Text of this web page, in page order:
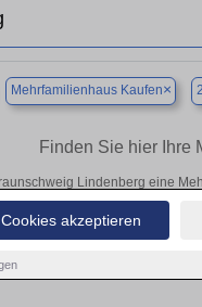
akzeptieren
Mehrfamilienhaus Kaufen× 2
Finden Sie hier Ihre
Lindenberg eine
als Kapitalanlage oder zur
keine passenden